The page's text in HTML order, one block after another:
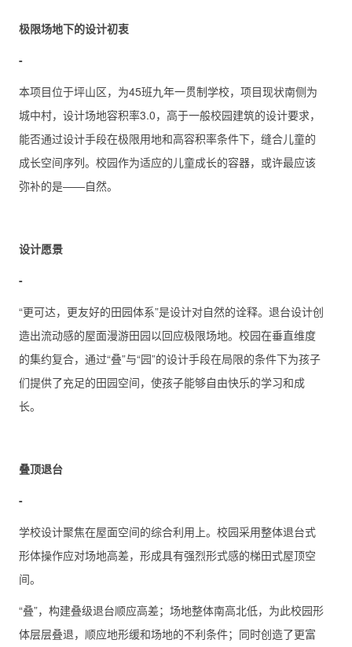
极限场地下的设计初衷
-
本项目位于坪山区，为45班九年一贯制学校，项目现状南侧为
城中村，设计场地容积率3.0，高于一般校园建筑的设计要求，
能否通过设计手段在极限用地和高容积率条件下，缝合儿童的
成长空间序列。校园作为适应的儿童成长的容器，或许最应该
弥补的是——自然。
设计愿景
-
“更可达，更友好的田园体系”是设计对自然的诠释。退台设计创
造出流动感的屋面漫游田园以回应极限场地。校园在垂直维度
的集约复合，通过“叠”与“园”的设计手段在局限的条件下为孩子
们提供了充足的田园空间，使孩子能够自由快乐的学习和成
长。
叠顶退台
-
学校设计聚焦在屋面空间的综合利用上。校园采用整体退台式
形体操作应对场地高差，形成具有强烈形式感的梯田式屋顶空
间。
“叠”，构建叠级退台顺应高差；场地整体南高北低，为此校园形
体层层叠退，顺应地形缓和场地的不利条件；同时创造了更富